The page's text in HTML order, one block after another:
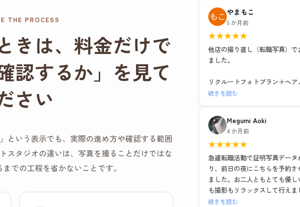
THE PROCESS
きは、料金だけで
認するか」を見て
さい
という表示でも、実際の進め方や確認する範囲
スタジオの違いは、写真を撮ることだけではな
での工程を省かないことです。
ました。
1組ごとの撮影で落ち着いた環境
クや撮影も担当の方がとても丁
た。レタッチもその場で説明を
っていただき、納得のいく仕上
も種類多く頂けました。お二人
やまもこ
5 か月前
★★★★★
他店の撮り直し（転職写真）で
ました。
リクルートフォトプラン＋ヘア
レタッチ強度別・背景3種類のデ
ヘアメイクも撮影もレタッチも
した！！
最近よくある就活写真専門のチ
一つ一つの工程の丁寧さが全然
他店が11,000円だったことを
お得に感じます。
流れ作業ではなく、その人に合
続きを読む
Megumi Aoki
4 か月前
★★★★★
急遽転職活動で証明写真データ
り、前日の夜にこちらを予約
ました。お二人ともとても優し
も撮影もリラックスして行えま
がった写真はそのまま社員証に
続きを読む